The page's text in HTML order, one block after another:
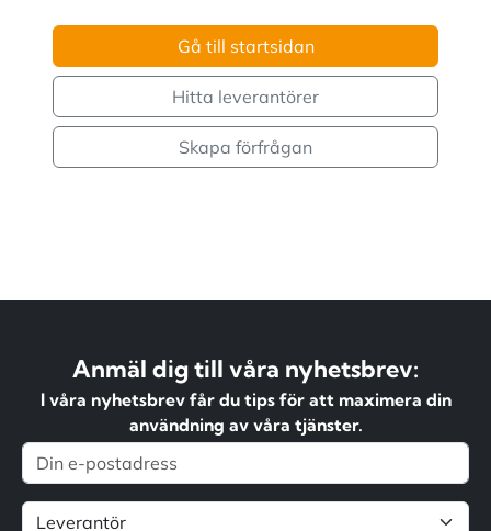
Gå till startsidan
Hitta leverantörer
Skapa förfrågan
Anmäl dig till våra nyhetsbrev:
I våra nyhetsbrev får du tips för att maximera din
användning av våra tjänster.